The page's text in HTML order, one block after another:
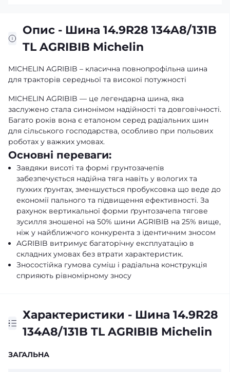
Опис - Шина 14.9R28 134A8/131B
TL AGRIBIB Michelin
MICHELIN AGRIBIB – класична повнопрофільна шина
для тракторів середньої та високої потужності
MICHELIN AGRIBIB — це легендарна шина, яка
заслужено стала синонімом надійності та довговічності.
Багато років вона є еталоном серед радіальних шин
для сільського господарства, особливо при польових
роботах у важких умовах.
Основні переваги:
Завдяки висоті та формі грунтозачепів
забезпечується надійна тяга навіть у вологих та
пухких ґрунтах, зменшується пробуксовка що веде до
економії пального та підвищення ефективності. За
рахунок вертикальної форми ґрунтозачепа тягове
зусилля зношеної на 50% шини AGRIBIB на 25% вище,
ніж у найближчого конкурента з ідентичним зносом
AGRIBIB витримує багаторічну експлуатацію в
складних умовах без втрати характеристик.
Зносостійка гумова суміш і радіальна конструкція
сприяють рівномірному зносу
Характеристики - Шина 14.9R28
134A8/131B TL AGRIBIB Michelin
ЗАГАЛЬНА